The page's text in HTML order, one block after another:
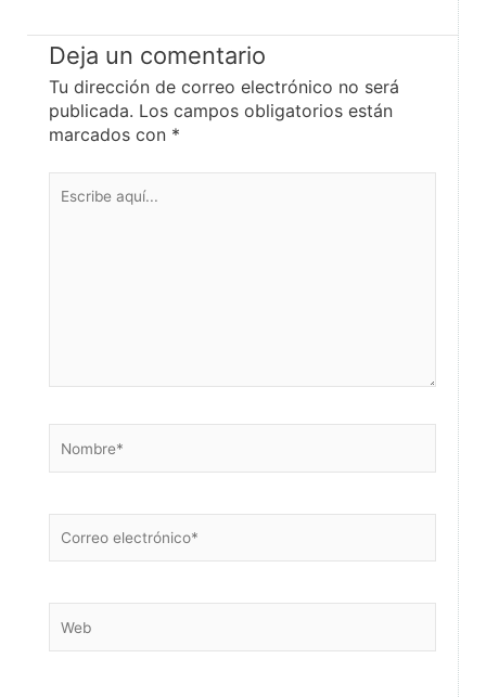
Deja un comentario
Tu dirección de correo electrónico no será
publicada. Los campos obligatorios están
marcados con *
aquí...
electrónico*